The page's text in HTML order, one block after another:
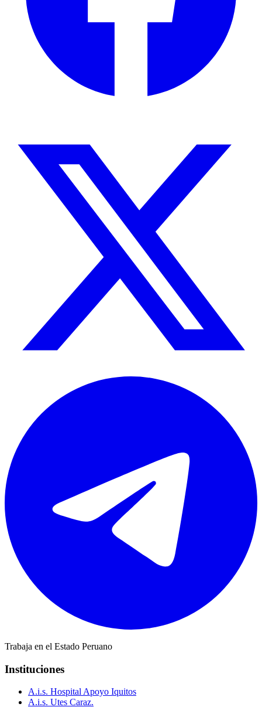
Trabaja en el Estado Peruano
Instituciones
A.i.s. Hospital Apoyo Iquitos
A.i.s. Utes Caraz.